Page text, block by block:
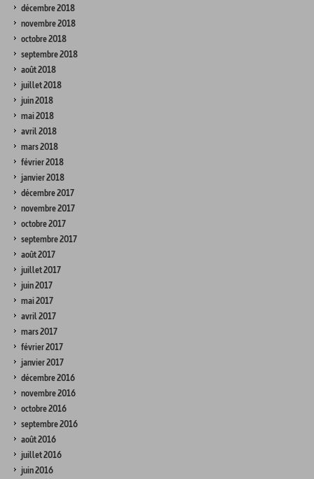
décembre 2018
novembre 2018
octobre 2018
septembre 2018
août 2018
juillet 2018
juin 2018
mai 2018
avril 2018
mars 2018
février 2018
janvier 2018
décembre 2017
novembre 2017
octobre 2017
septembre 2017
août 2017
juillet 2017
juin 2017
mai 2017
avril 2017
mars 2017
février 2017
janvier 2017
décembre 2016
novembre 2016
octobre 2016
septembre 2016
août 2016
juillet 2016
juin 2016